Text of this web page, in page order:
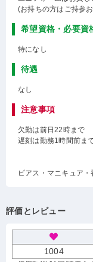
(お持ちの方はご持参
希望資格・必要資
特になし
待遇
なし
注意事項
欠勤は前日22時まで
遅刻は勤務1時間前ま
ピアス・マニキュア
評価とレビュー
1004